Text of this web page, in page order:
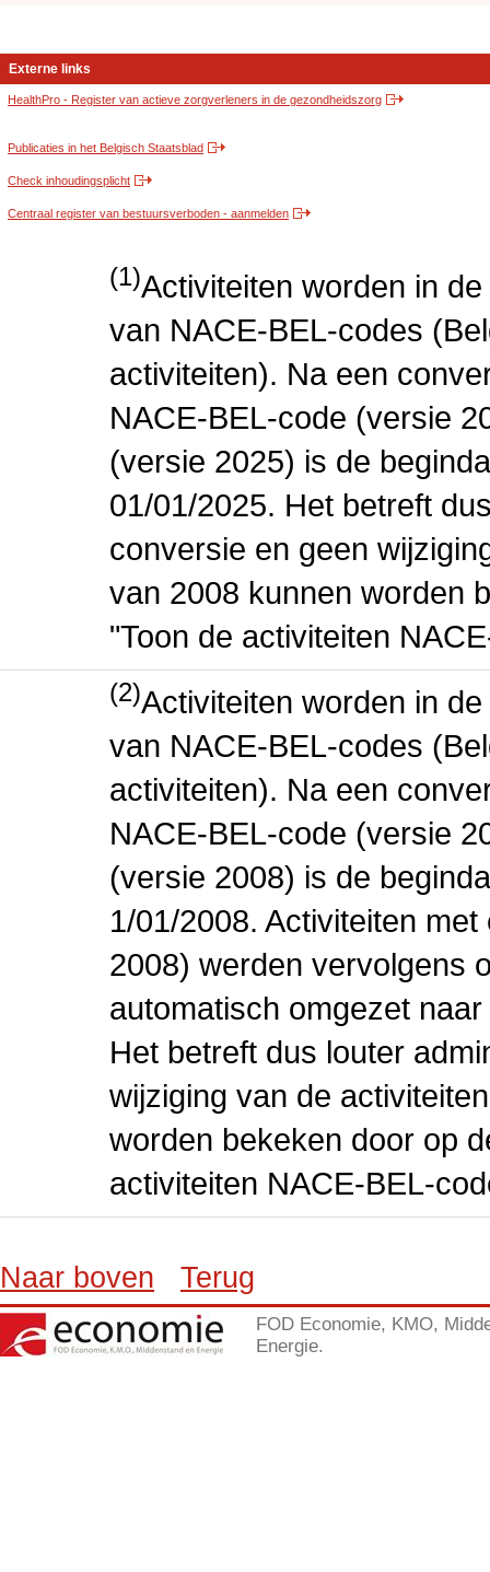
Externe links
HealthPro - Register van actieve zorgverleners in de gezondheidszorg
Publicaties in het Belgisch Staatsblad
Check inhoudingsplicht
Centraal register van bestuursverboden - aanmelden
(1)Activiteiten worden in
van NACE-BEL-codes
activiteiten). Na een
NACE-BEL-code (versie
(versie 2025) is de
01/01/2025. Het betreft
conversie en geen
van 2008 kunnen worden
"Toon de activiteiten
(2)Activiteiten worden in
van NACE-BEL-codes
activiteiten). Na een
NACE-BEL-code (versie
(versie 2008) is de
1/01/2008. Activiteiten
2008) werden vervolgens
automatisch omgezet
Het betreft dus louter
wijziging van de
worden bekeken door op
activiteiten NACE-BEL-
Naar boven Terug
FOD Economie, KMO,
Energie.